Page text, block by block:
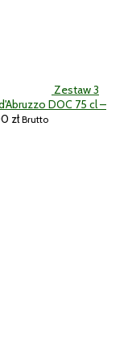
Zestaw 3
DOC 75 cl –
zł Brutto